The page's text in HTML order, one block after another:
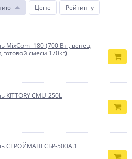
Цене
Рейтингу
MixCom -180 (700 Вт , венец
смеси 170кг)
KITTORY СМU-250L
СТРОЙМАШ СБР-500А.1